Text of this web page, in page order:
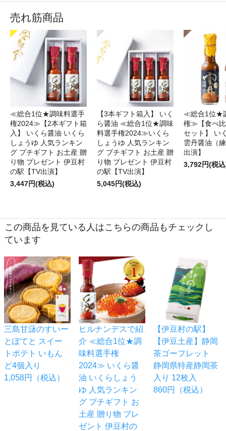
売れ筋商品
≪総合1位★調味料選手
権2024≫【2本ギフト箱
入】 いくら醤油 いくら
しょうゆ 人気ランキン
グ プチギフト お土産 贈
り物 プレゼント 伊豆村
の駅【TV出演】
3,447円(税込)
【3本ギフト箱入】 いく
ら醤油 ≪総合1位★調味
料選手権2024≫いくら
しょうゆ 人気ランキン
グ プチギフト お土産 贈
り物 プレゼント 伊豆村
の駅【TV出演】
5,045円(税込)
≪総合1位★
権≫【食べ
セット】 い
雲丹醤油（
出演】
3,792円(税
この商品を見ている人はこちらの商品もチェックし
ています
三島甘藷のすいー
とぽてと スイー
トポテト いもん
ど4個入り
1,058円（税込）
ヒルナンデスで紹
介 ≪総合1位★調
味料選手権
2024≫ いくら醤
油 いくらしょう
ゆ 人気ランキン
グ プチギフト お
土産 贈り物 プレ
ゼント 伊豆村の
【伊豆村の駅】
【伊豆土産】静岡
茶ゴーフレット
静岡県特産静岡茶
入り 12枚入
860円（税込）